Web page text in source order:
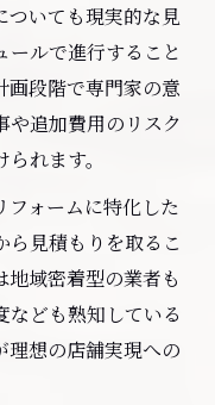
空調環境を作る
断基準
しないための見
費用を適正に抑
容チェックポイ
べき注意事項と
ついても現実的な見
ルで進行すること
画段階で専門家の意
や追加費用のリスク
れます。
フォームに特化した
見積もりを取るこ
地域密着型の業者も
なども熟知している
理想の店舗実現への